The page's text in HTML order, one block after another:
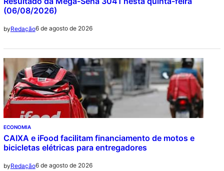
(06/08/2026)
byRedação6 de agosto de 2026
ECONOMIA
CAIXA e iFood facilitam financiamento de motos e
bicicletas elétricas para entregadores
byRedação6 de agosto de 2026